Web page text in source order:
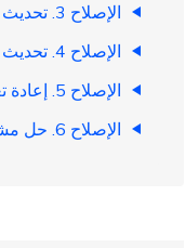
الإصلاح 3. تحديث التطبيقات على جهاز iPad
الإصلاح 4. تحديث iPad إلى أحدث إصدار من iPadOS
الإصلاح 5. إعادة تعيين جميع الإعدادات
الإصلاح 6. حل مشكلة عدم ظهور ميزة تقسيم الشاشة على iPad باستخدام أداة إصلاح بنقرة واحدة